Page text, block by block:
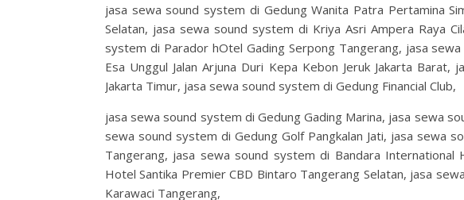
jasa sewa sound system di Gedung Wanita Patra Pertamina
Selatan, jasa sewa sound system di Kriya Asri Ampera Raya
system di Parador hOtel Gading Serpong Tangerang, jasa
Esa Unggul Jalan Arjuna Duri Kepa Kebon Jeruk Jakarta
Jakarta Timur, jasa sewa sound system di Gedung Financial Club,
jasa sewa sound system di Gedung Gading Marina, jasa sewa
sewa sound system di Gedung Golf Pangkalan Jati, jasa sewa
Tangerang, jasa sewa sound system di Bandara
Hotel Santika Premier CBD Bintaro Tangerang Selatan, jasa
Karawaci Tangerang,